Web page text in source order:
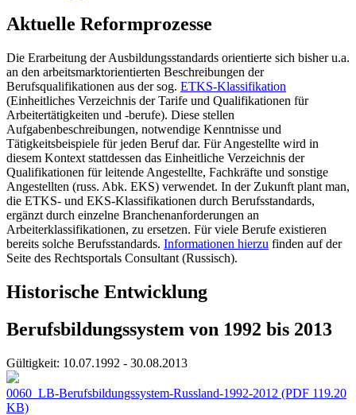
Aktuelle Reformprozesse
Die Erarbeitung der Ausbildungsstandards orientierte sich bisher u.a.
an den arbeitsmarktorientierten Beschreibungen der
Berufsqualifikationen aus der sog. ETKS-Klassifikation
(Einheitliches Verzeichnis der Tarife und Qualifikationen für
Arbeitertätigkeiten und -berufe). Diese stellen
Aufgabenbeschreibungen, notwendige Kenntnisse und
Tätigkeitsbeispiele für jeden Beruf dar. Für Angestellte wird in
diesem Kontext stattdessen das Einheitliche Verzeichnis der
Qualifikationen für leitende Angestellte, Fachkräfte und sonstige
Angestellten (russ. Abk. EKS) verwendet. In der Zukunft plant man,
die ETKS- und EKS-Klassifikationen durch Berufsstandards,
ergänzt durch einzelne Branchenanforderungen an
Arbeiterklassifikationen, zu ersetzen. Für viele Berufe existieren
bereits solche Berufsstandards. Informationen hierzu finden auf der
Seite des Rechtsportals Consultant (Russisch).
Historische Entwicklung
Berufsbildungssystem von 1992 bis 2013
Gültigkeit: 10.07.1992 - 30.08.2013
0060_LB-Berufsbildungssystem-Russland-1992-2012 (PDF 119.20
KB)